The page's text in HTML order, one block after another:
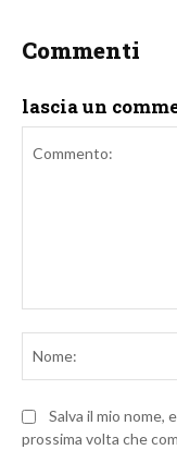
Commenti
lascia un
Salva il mio nome,
prossima volta che